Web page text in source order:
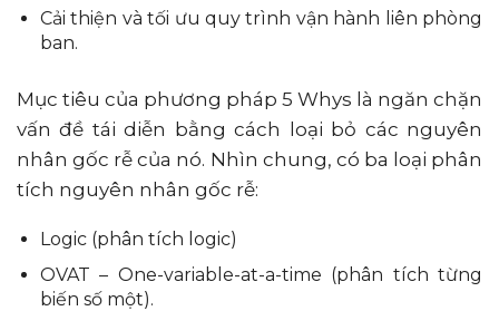
Cải thiện và tối ưu quy trình vận hành liên phòng
ban.
Mục tiêu của phương pháp 5 Whys là ngăn chặn
vấn đề tái diễn bằng cách loại bỏ các nguyên
nhân gốc rễ của nó. Nhìn chung, có ba loại phân
tích nguyên nhân gốc rễ:
Logic (phân tích logic)
OVAT – One-variable-at-a-time (phân tích từng
biến số một).